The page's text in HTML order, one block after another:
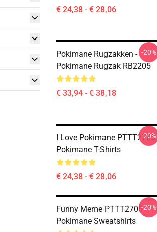
€ 24,38 - € 28,06
Pokimane Rugzakken -
Pokimane Rugzak RB2205
€ 33,94 - € 38,18
-20%
I Love Pokimane PTTT2705
Pokimane T-Shirts
€ 24,38 - € 28,06
-20%
Funny Meme PTTT2705
Pokimane Sweatshirts
-20%